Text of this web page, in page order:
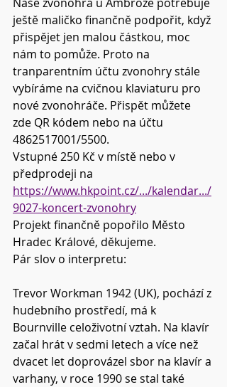
ještě maličko finančně podpořit, když
přispějet jen malou částkou, moc
nám to pomůže. Proto na
tranparentním účtu zvonohry stále
vybíráme na cvičnou klaviaturu pro
nové zvonohráče. Přispět můžete
zde QR kódem nebo na účtu
4862517001/5500.
Vstupné 250 Kč v místě nebo v
předprodeji na
https://www.hkpoint.cz/.../kalendar.../
9027-koncert-zvonohry
Projekt finančně popořilo Město
Hradec Králové, děkujeme.
Pár slov o interpretu:
Trevor Workman 1942 (UK), pochází z
hudebního prostředí, má k
Bournville celoživotní vztah. Na klavír
začal hrát v sedmi letech a více než
dvacet let doprovázel sbor na klavír a
varhany, v roce 1990 se stal také